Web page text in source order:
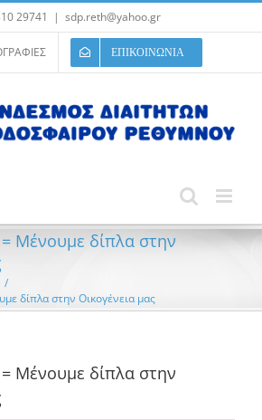
29741 | sdp.reth@yahoo.gr
ΕΠΙΚΟΙΝΩΝΙΑ
Μένουμε δίπλα στην
/
δίπλα στην Οικογένεια μας
Μένουμε δίπλα στην